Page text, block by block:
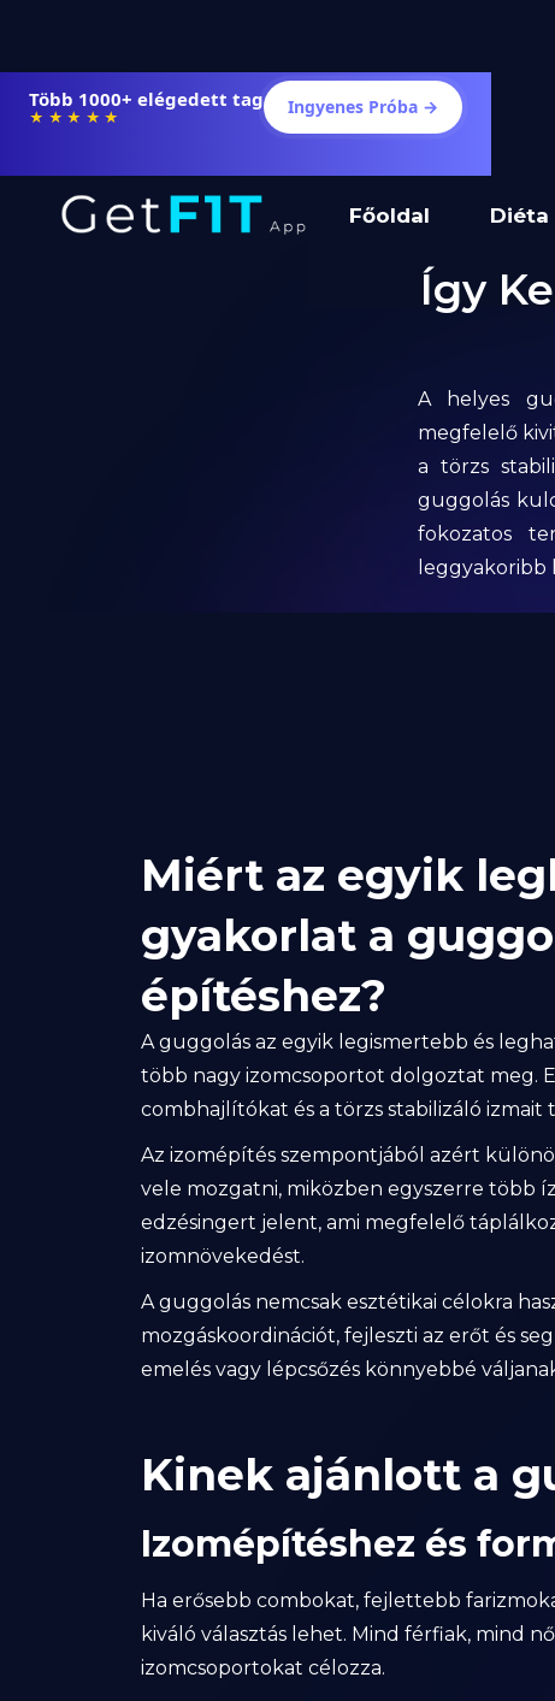
Főoldal Diéta
Több 1000+ elégedett tag
★★★★★ Ingyenes Próba →
Így
A helyes
megfelelő
a törzs
guggolás
fokozatos
leggyakoribb
Miért az egyik
gyakorlat a
építéshez?
A guggolás az egyik legismertebb és
több nagy izomcsoportot dolgoztat meg.
combhajlítókat és a törzs stabilizáló izmait
Az izomépítés szempontjából azért
vele mozgatni, miközben egyszerre több
edzésingert jelent, ami megfelelő
izomnövekedést.
A guggolás nemcsak esztétikai célokra
mozgáskoordinációt, fejleszti az erőt és
emelés vagy lépcsőzés könnyebbé
Kinek ajánlott a
Izomépítéshez és
Ha erősebb combokat, fejlettebb
kiváló választás lehet. Mind férfiak, mind
izomcsoportokat célozza.